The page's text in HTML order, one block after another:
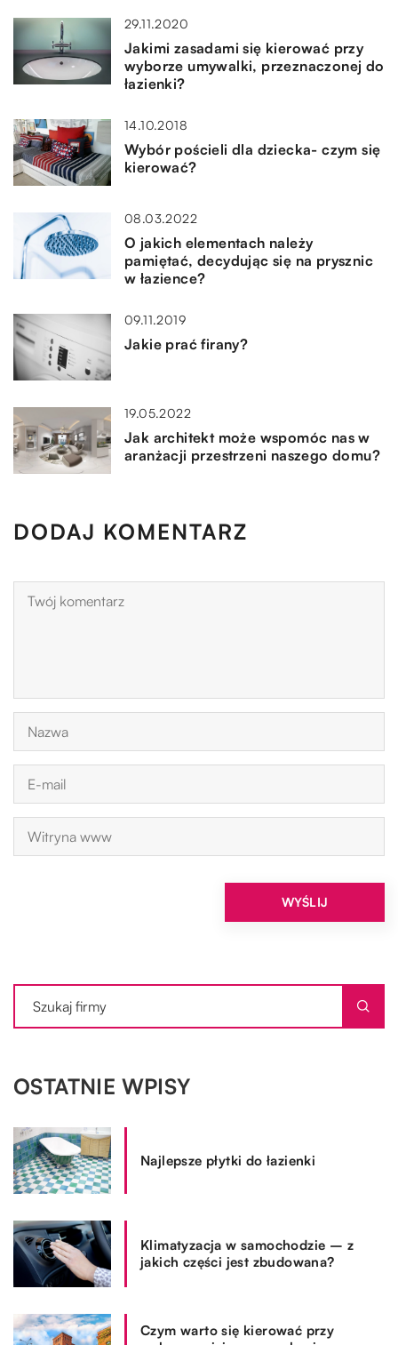
29.11.2020
Jakimi zasadami się kierować przy
wyborze umywalki, przeznaczonej do
łazienki?
14.10.2018
Wybór pościeli dla dziecka- czym się
kierować?
08.03.2022
O jakich elementach należy
pamiętać, decydując się na prysznic
w łazience?
09.11.2019
Jakie prać firany?
19.05.2022
Jak architekt może wspomóc nas w
aranżacji przestrzeni naszego domu?
DODAJ KOMENTARZ
OSTATNIE WPISY
Najlepsze płytki do łazienki
Klimatyzacja w samochodzie – z
jakich części jest zbudowana?
Czym warto się kierować przy